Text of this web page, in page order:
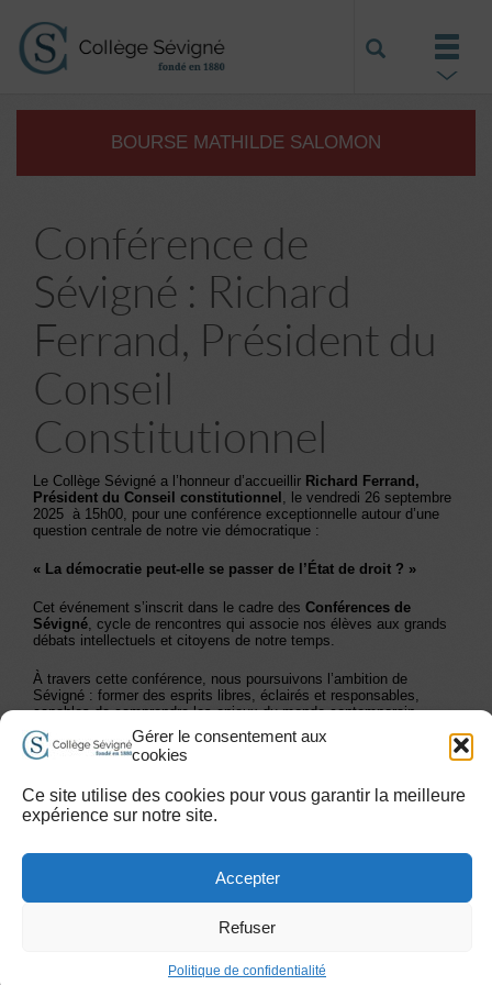
Gérer le consentement aux
cookies
Ce site utilise des cookies pour vous garantir la meilleure
expérience sur notre site.
Accepter
Refuser
Politique de confidentialité
BOURSE MATHILDE SALOMON
Conférence de
Sévigné : Richard
Ferrand, Président du
Conseil
Constitutionnel
Le Collège Sévigné a l’honneur d’accueillir Richard Ferrand,
Président du Conseil constitutionnel , le vendredi 26 septembre
2025 à 15h00, pour une conférence exceptionnelle autour d’une
question centrale de notre vie démocratique :
« La démocratie peut-elle se passer de l’État de droit ? »
Cet événement s’inscrit dans le cadre des Conférences de
Sévigné, cycle de rencontres qui associe nos élèves aux grands
débats intellectuels et citoyens de notre temps.
À travers cette conférence, nous poursuivons l’ambition de
Sévigné : former des esprits libres, éclairés et responsables,
capables de comprendre les enjeux du monde contemporain.
Accessibilité handicap
Mentions légales et Conditions d’Utilisation